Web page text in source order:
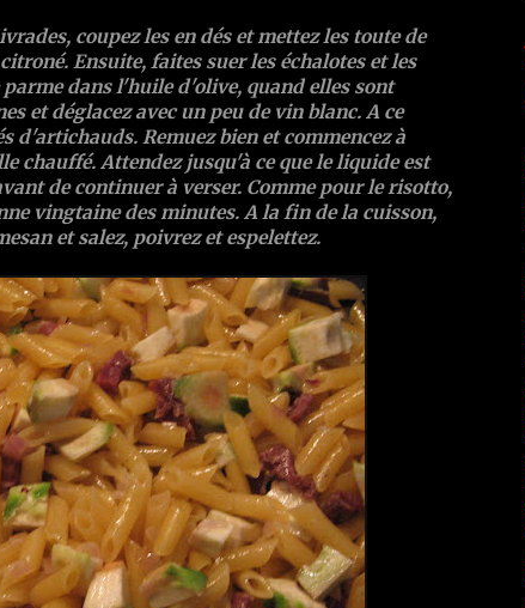
coupez les en dés et mettez les toute de
Ensuite, faites suer les échalotes et les
dans l'huile d'olive, quand elles sont
et déglacez avec un peu de vin blanc. A ce
d'artichauds. Remuez bien et commencez à
chauffé. Attendez jusqu'à ce que le liquide est
de continuer à verser. Comme pour le risotto,
vingtaine des minutes. A la fin de la cuisson,
et salez, poivrez et espelettez.